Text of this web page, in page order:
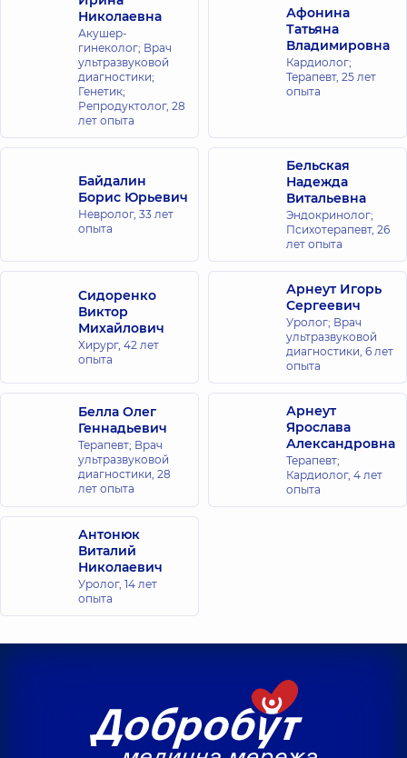
Николаевна
Акушер-
гинеколог; Врач
ультразвуковой
диагностики;
Генетик;
Репродуктолог, 28
лет опыта
Афонина
Татьяна
Владимировна
Кардиолог;
Терапевт, 25 лет
опыта
Байдалин
Борис Юрьевич
Невролог, 33 лет
опыта
Бельская
Надежда
Витальевна
Эндокринолог;
Психотерапевт, 26
лет опыта
Сидоренко
Виктор
Михайлович
Хирург, 42 лет
опыта
Арнеут Игорь
Сергеевич
Уролог; Врач
ультразвуковой
диагностики, 6 лет
опыта
Белла Олег
Геннадьевич
Терапевт; Врач
ультразвуковой
диагностики, 28
лет опыта
Арнеут
Ярослава
Александровна
Терапевт;
Кардиолог, 4 лет
опыта
Антонюк
Виталий
Николаевич
Уролог, 14 лет
опыта